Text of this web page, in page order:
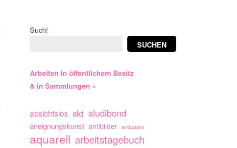
Such!
SUCHEN
Arbeiten in öffentlichem Besitz
& in Sammlungen »
absichtslos akt aludibond
aneignungskunst antibilder antipaare
aquarell arbeitstagebuch